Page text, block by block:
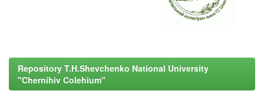
Repository T.H.Shevchenko National University
"Chernihiv Colehium"